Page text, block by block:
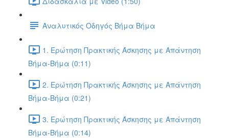
Αναλυτικός Οδηγός Βήμα Βήμα
1. Ερώτηση Πρακτικής Άσκησης με Απάντηση
Βήμα-Βήμα (0:11)
2. Ερώτηση Πρακτικής Άσκησης με Απάντηση
Βήμα-Βήμα (0:21)
3. Ερώτηση Πρακτικής Άσκησης με Απάντηση
Βήμα-Βήμα (0:14)